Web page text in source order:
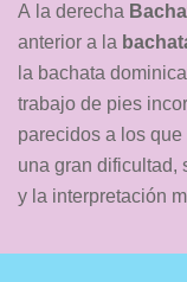
A la derecha
anterior a la
la bachata
trabajo de pies
parecidos a los
una gran dificultad,
y la interpretación